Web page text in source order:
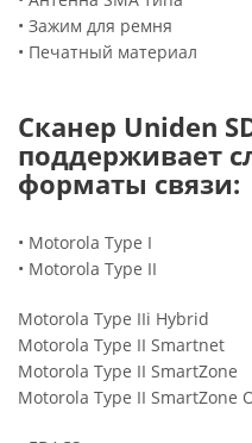
• Зажим для ремня
• Печатный материал
Сканер Uniden
поддерживает
форматы связи:
• Motorola Type I
• Motorola Type II
Motorola Type IIi Hybrid
Motorola Type II Smartnet
Motorola Type II SmartZone
Motorola Type II SmartZone